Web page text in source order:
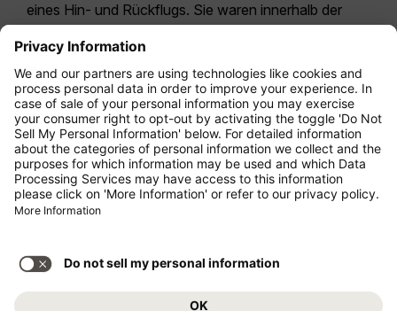
eines Hin- und Rückflugs. Sie waren innerhalb der
möglicherweise nicht mehr aktuell. Bei den für die
Economy Class angegebenen Tarifen handelt es
sich i.d.R. um Economy Zero, unsere restriktivste
Tarifoption. Es können hierfür zusätzliche Gebühren
fürAufgabegepäck oder für andere optionale
Leistungen anfallen. Es gelten dieAllgemeinen
Geschäftsbedingungen .